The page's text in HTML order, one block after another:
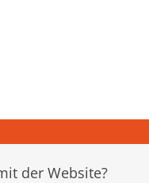
der Website?